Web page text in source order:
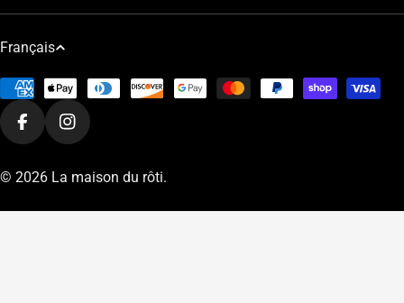
L
n
g
u
Français
Modes
de
paiement
FacebookInstagram
© 2026 La maison du rôti.